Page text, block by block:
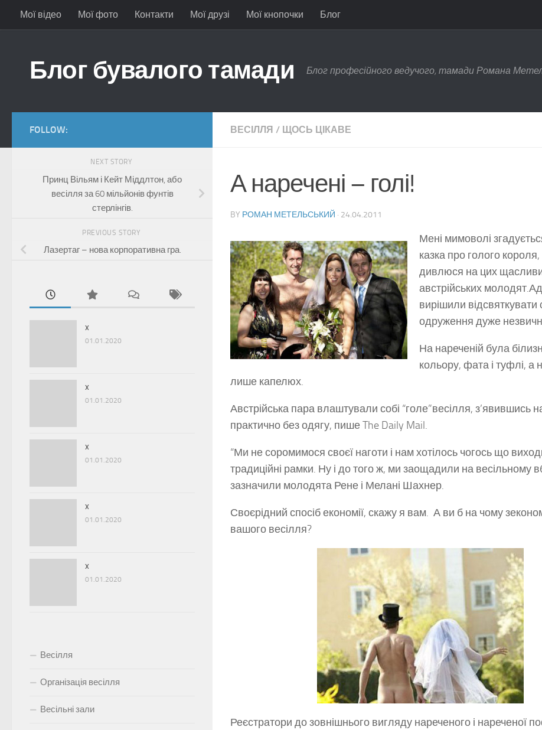
Skip to content
Мої відео Мої фото Контакти Мої друзі Мої кнопочки Блог
Блог бувалого тамади Блог професійного ведучого, тамади Романа
ВЕСІЛЛЯ / ЩОСЬ ЦІКАВЕ
А наречені – голі!
BY РОМАН МЕТЕЛЬСЬКИЙ · 24.04.2011
Мені мимоволі
казка про голого
дивлюся на цих
австрійських
вирішили відсвяткувати
одруження дуже
На нареченій була
кольору, фата і туфлі, а
лише капелюх.
Австрійська пара влаштували собі “голе”весілля, з’явившись
практично без одягу, пише The Daily Mail.
“Ми не соромимося своєї наготи і нам хотілось чогось що
традиційні рамки. Ну і до того ж, ми заощадили на весільному
зазначили молодята Рене і Мелані Шахнер.
Своєрідний спосіб економії, скажу я вам. А ви б на чому
вашого весілля?
Реєстратори до зовнішнього вигляду нареченого і нареченої
FOLLOW:
NEXT STORY
Принц Вільям і Кейт Міддлтон, або
весілля за 60 мільйонів фунтів
стерлінгів.
PREVIOUS STORY
Лазертаг – нова корпоративна гра.
x
01.01.2020
x
01.01.2020
x
01.01.2020
x
01.01.2020
x
01.01.2020
Весілля
Організація весілля
Весільні зали